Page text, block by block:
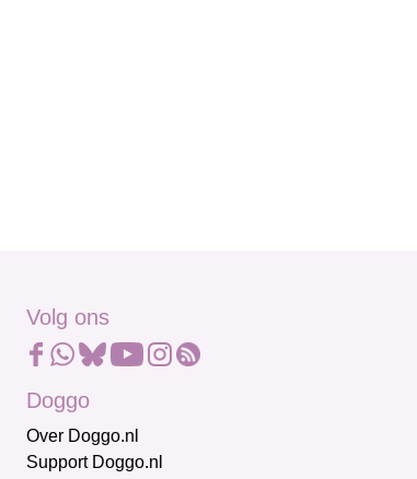
Volg ons
Doggo
Over Doggo.nl
Support Doggo.nl